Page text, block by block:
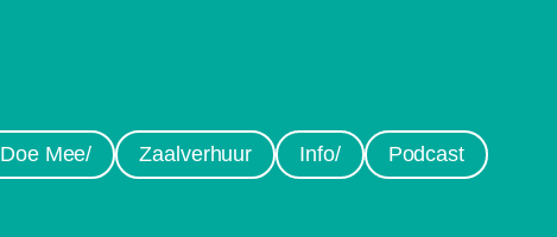
Doe Mee/ Zaalverhuur Info/ Podcast